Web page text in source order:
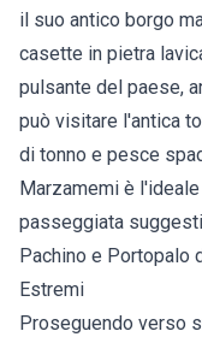
il suo antico borgo
casette in pietra
pulsante del paese,
può visitare l'antica
di tonno e pesce
Marzamemi è
passeggiata
Pachino e Portopalo
Estremi
Proseguendo verso